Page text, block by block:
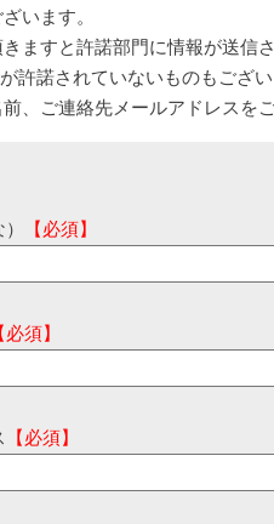
います。
ますと許諾部門に情報が送信
許諾されていないものもござ
、ご連絡先メールアドレスを
【必須】
必須】
【必須】